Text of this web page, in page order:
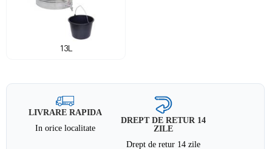
13L
LIVRARE RAPIDA
In orice localitate
DREPT DE RETUR 14
ZILE
Drept de retur 14 zile